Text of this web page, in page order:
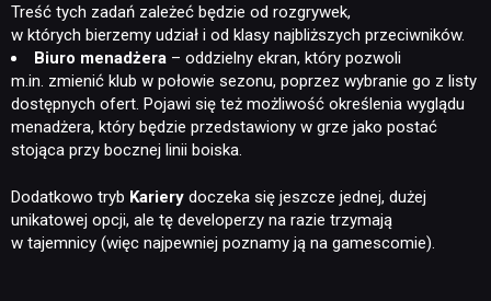
Treść tych zadań zależeć będzie od rozgrywek,
w których bierzemy udział i od klasy najbliższych przeciwników.
Biuro menadżera – oddzielny ekran, który pozwoli
m.in. zmienić klub w połowie sezonu, poprzez wybranie go z listy
dostępnych ofert. Pojawi się też możliwość określenia wyglądu
menadżera, który będzie przedstawiony w grze jako postać
stojąca przy bocznej linii boiska.
Dodatkowo tryb Kariery doczeka się jeszcze jednej, dużej
unikatowej opcji, ale tę developerzy na razie trzymają
w tajemnicy (więc najpewniej poznamy ją na gamescomie).